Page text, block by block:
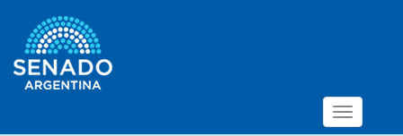
Toggle
navigation